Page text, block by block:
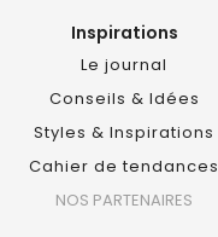
Inspirations
Le journal
Conseils & Idées
Styles & Inspirations
Cahier de tendances
NOS PARTENAIRES